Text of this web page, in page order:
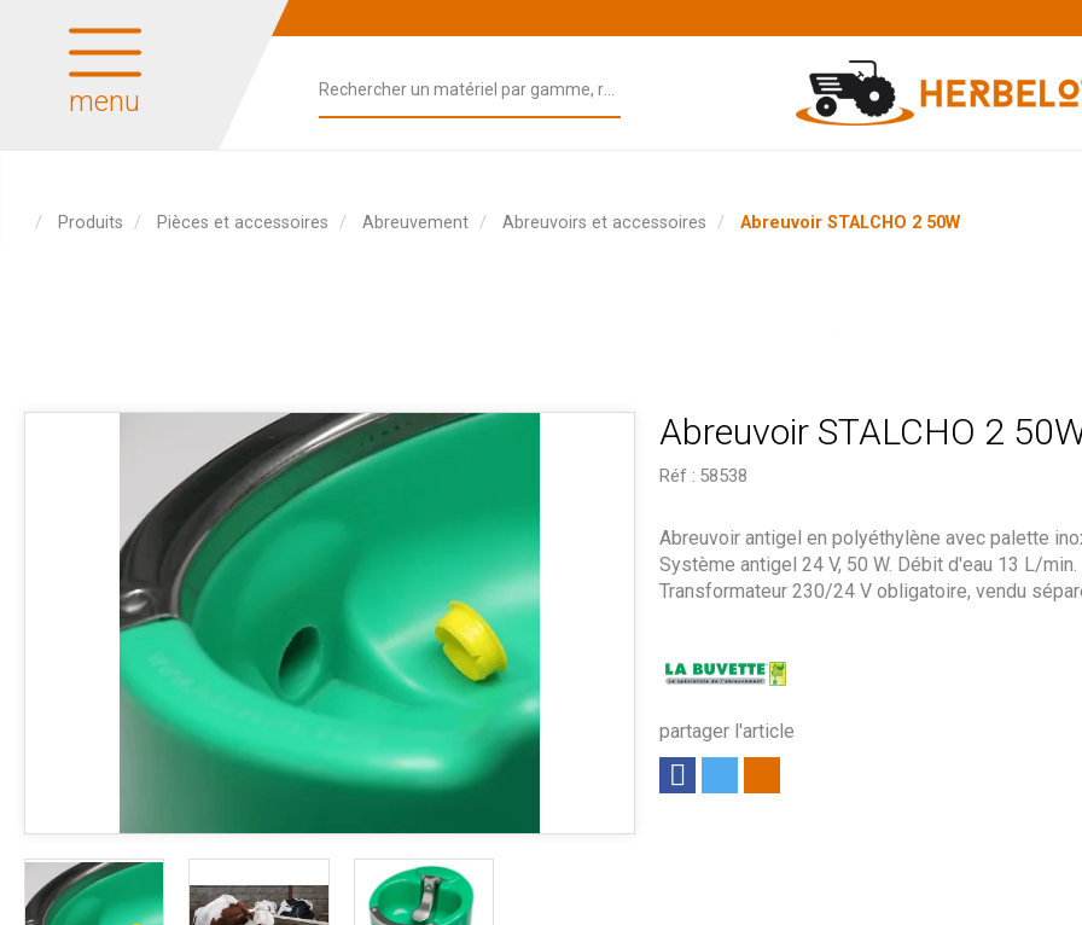
menu
Produits Pièces et accessoires Abreuvement Abreuvoirs et accessoires Abreuvoir STALCHO 2 50W
Abreuvoir STALCHO 2
Réf : 58538
partager l'article
Abreuvoir antigel en polyéthylène avec palette
Système antigel 24 V, 50 W. Débit d'eau 13 L/min.
Transformateur 230/24 V obligatoire, vendu